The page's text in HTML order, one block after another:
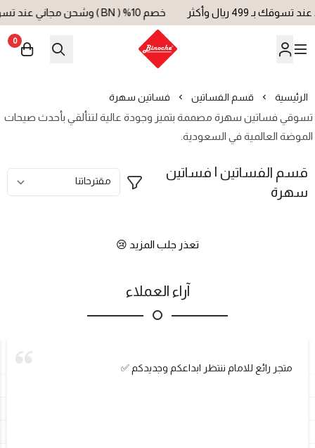
خصم 10% ( BN ) وشحن مجاني عند تسوقك بـ 499 ريال وأكثر
بينوش | Binoche
0
الرئيسية قسم الفساتين فساتين سهرة
تسوقي فساتين سهرة مصممة بتميز وجودة عالية لتتألقي بأحدث صيحات
الموضة العالمية في السعودية.
قسم الفساتين | فساتين
سهرة
تعذر جلب المزيد 😢
آراء العملاء
متجر رائع للامام ننتظر ابداعكم وجديدكم ✅